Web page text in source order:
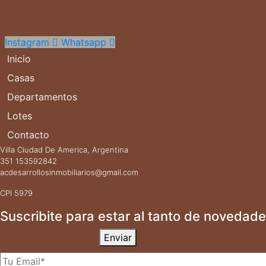
Instagram
Whatsapp
Inicio
Casas
Departamentos
Lotes
Contacto
Villa Ciudad De America, Argentina
351 153592842
acdesarrollosinmobiliarios@gmail.com
CPI 5979
Suscribite para estar al tanto de
Enviar